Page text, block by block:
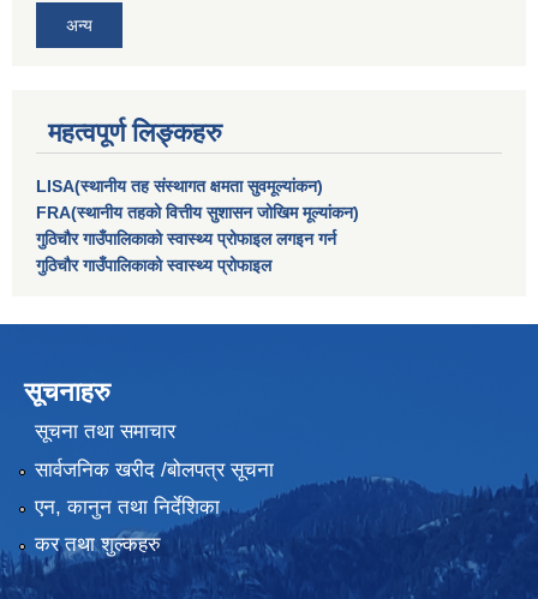
अन्य
महत्वपूर्ण लिङ्कहरु
LISA(स्थानीय तह संस्थागत क्षमता सुवमूल्यांकन)
FRA(स्थानीय तहको वित्तीय सुशासन जोखिम मूल्यांकन)
गुठिचौर गाउँपालिकाको स्वास्थ्य प्रोफाइल लगइन गर्न
गुठिचौर गाउँपालिकाको स्वास्थ्य प्रोफाइल
सूचनाहरु
सूचना तथा समाचार
सार्वजनिक खरीद /बोलपत्र सूचना
एन, कानुन तथा निर्देशिका
कर तथा शुल्कहरु